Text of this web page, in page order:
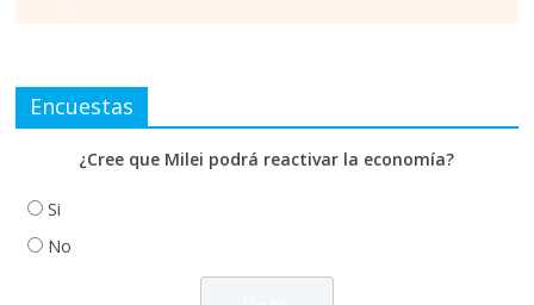
Encuestas
¿Cree que Milei podrá reactivar la economía?
Si
No